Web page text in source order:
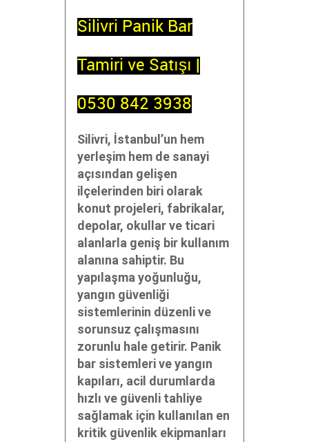
Silivri Panik Bar
Tamiri ve Satışı |
0530 842 3938
Silivri, İstanbul’un hem
yerleşim hem de sanayi
açısından gelişen
ilçelerinden biri olarak
konut projeleri, fabrikalar,
depolar, okullar ve ticari
alanlarla geniş bir kullanım
alanına sahiptir. Bu
yapılaşma yoğunluğu,
yangın güvenliği
sistemlerinin düzenli ve
sorunsuz çalışmasını
zorunlu hale getirir. Panik
bar sistemleri ve yangın
kapıları, acil durumlarda
hızlı ve güvenli tahliye
sağlamak için kullanılan en
kritik güvenlik ekipmanları